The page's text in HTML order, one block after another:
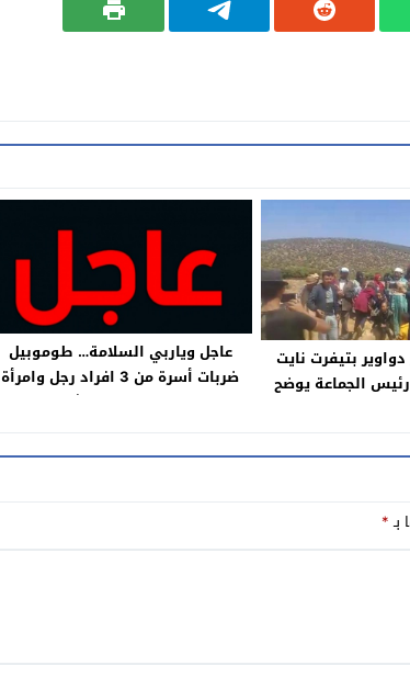
بتيفرت نايت
الجماعة يوضح
عاجل وياربي السلامة… طوموبيل
ضربات أسرة من 3 افراد رجل وامرأة
والابن فممر الراجلين بشارع محمد
بـ*